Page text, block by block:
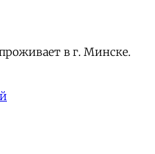
в г. Минске.